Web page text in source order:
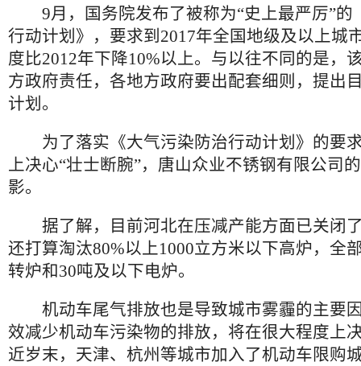
9月，国务院发布了被称为“史上最严厉”的
行动计划》，要求到2017年全国地级及以上城
度比2012年下降10%以上。与以往不同的是，
方政府责任，各地方政府要出配套细则，提出
计划。
为了落实《大气污染防治行动计划》的要
上决心“壮士断腕”，唐山众业不锈钢有限公司
影。
据了解，目前河北在压减产能方面已关闭了
还打算淘汰80%以上1000立方米以下高炉，全
转炉和30吨及以下电炉。
机动车尾气排放也是导致城市雾霾的主要
效减少机动车污染物的排放，将在很大程度上
近岁末，天津、杭州等城市加入了机动车限购